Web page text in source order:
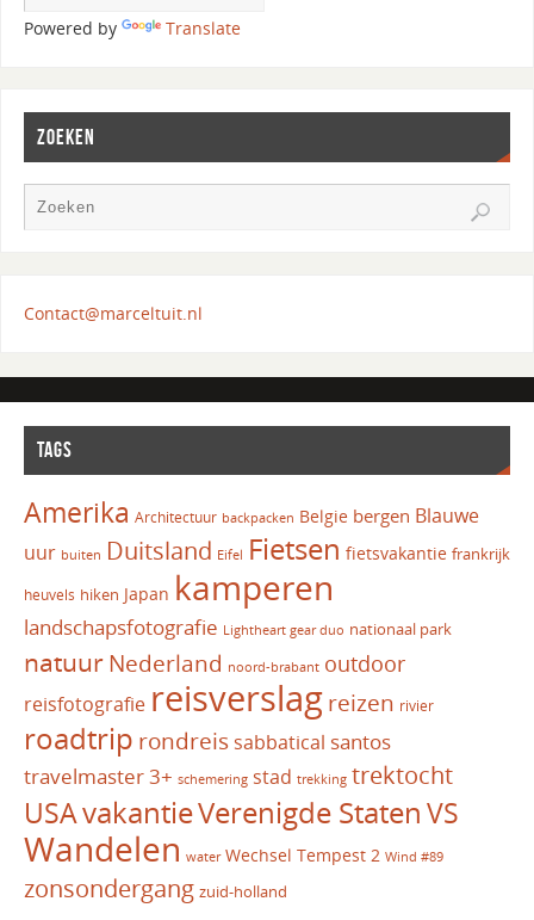
Powered by Translate
ZOEKEN
Contact@marceltuit.nl
TAGS
Amerika Architectuur backpacken Belgie bergen Blauwe
uur buiten Duitsland Eifel Fietsen fietsvakantie frankrijk
heuvels hiken Japan kamperen
landschapsfotografie Lightheart gear duo nationaal park
natuur Nederland noord-brabant outdoor
reisfotografie reisverslag reizen rivier
roadtrip rondreis sabbatical santos
travelmaster 3+ schemering stad trekking trektocht
USAvakantieVerenigde StatenVS
Wandelen water Wechsel Tempest 2 Wind #89
zonsondergang zuid-holland